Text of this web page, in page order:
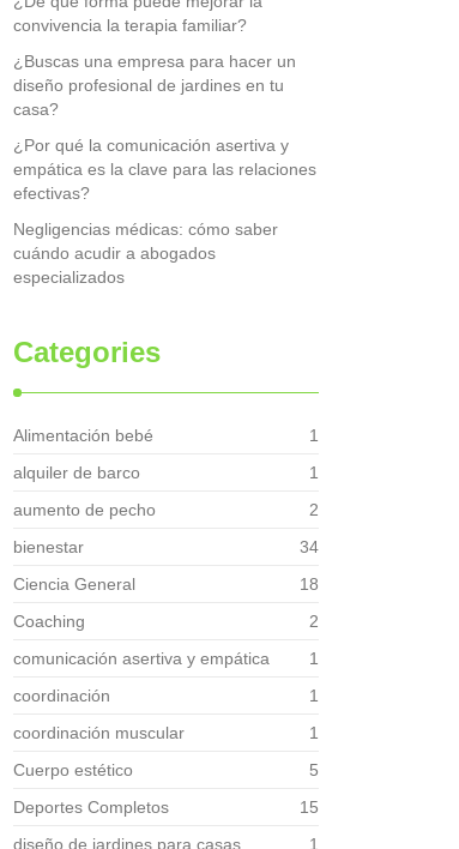
convivencia la terapia familiar?
¿Buscas una empresa para hacer un
diseño profesional de jardines en tu
casa?
¿Por qué la comunicación asertiva y
empática es la clave para las relaciones
efectivas?
Negligencias médicas: cómo saber
cuándo acudir a abogados
especializados
Categories
Alimentación bebé
1
alquiler de barco
1
aumento de pecho
2
bienestar
34
Ciencia General
18
Coaching
2
comunicación asertiva y empática
1
coordinación
1
coordinación muscular
1
Cuerpo estético
5
Deportes Completos
15
diseño de jardines para casas
1